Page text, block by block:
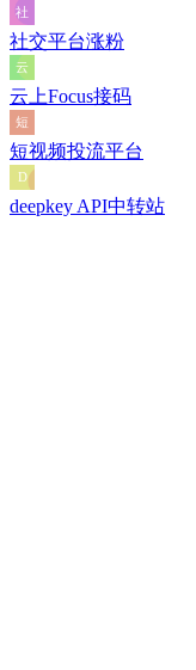
社交平台涨粉
云上Focus接码
短视频投流平台
deepkey API中转站